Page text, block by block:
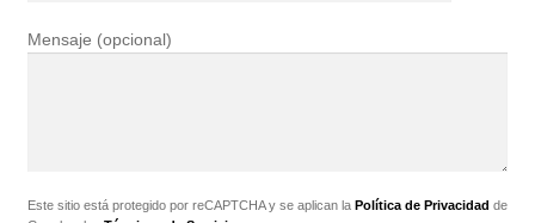
Mensaje (opcional)
Este sitio está protegido por reCAPTCHA y se aplican la Política de Privacidad de